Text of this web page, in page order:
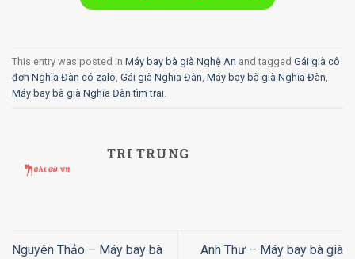
This entry was posted in Máy bay bà già Nghệ An and tagged Gái già cô
đơn Nghĩa Đàn có zalo Gái già Nghĩa Đàn Máy bay bà già Nghĩa Đàn
Máy bay bà già Nghĩa Đàn tìm trai
TRI TRUNG
Nguyên Thảo – Máy bay bà
Anh Thư – Máy bay bà già